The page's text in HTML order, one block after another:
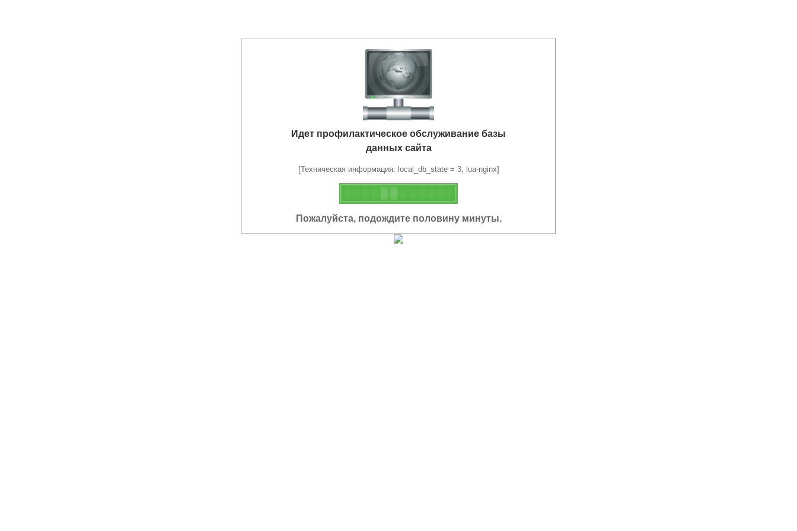
Идет профилактическое обслуживание базы
данных сайта
[Техническая информация: local_db_state = 3, lua-nginx]
Пожалуйста, подождите половину минуты.